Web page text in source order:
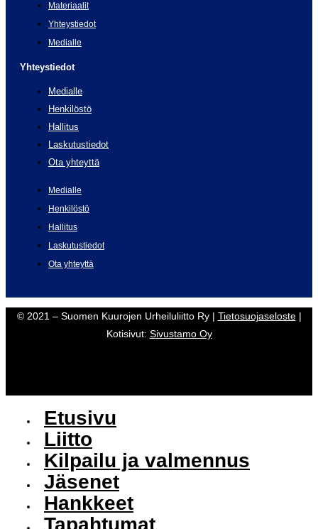
Materiaalit
Yhteystiedot
Medialle
Yhteystiedot
Medialle
Henkilöstö
Hallitus
Laskutustiedot
Ota yhteyttä
Medialle
Henkilöstö
Hallitus
Laskutustiedot
Ota yhteyttä
© 2021 – Suomen Kuurojen Urheiluliitto Ry | Tietosuojaseloste|
Kotisivut: Sivustamo Oy
Etusivu
Liitto
Kilpailu ja valmennus
Jäsenet
Hankkeet
Tapahtumat